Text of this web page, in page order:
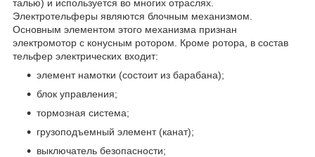
талью) и используется во многих отраслях.
Электротельферы являются блочным механизмом.
Основным элементом этого механизма признан
электромотор с конусным ротором. Кроме ротора, в состав
тельфер электрических входит:
элемент намотки (состоит из барабана);
блок управления;
тормозная система;
грузоподъемный элемент (канат);
выключатель безопасности;